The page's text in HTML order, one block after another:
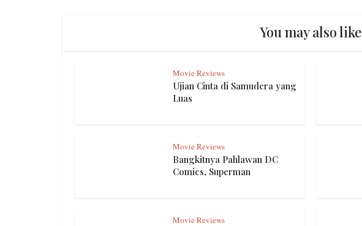
You may also like
Movie Reviews
Ujian Cinta di Samudera yang
Luas
Movie Reviews
Bangkitnya Pahlawan DC
Comics, Superman
Movie Reviews